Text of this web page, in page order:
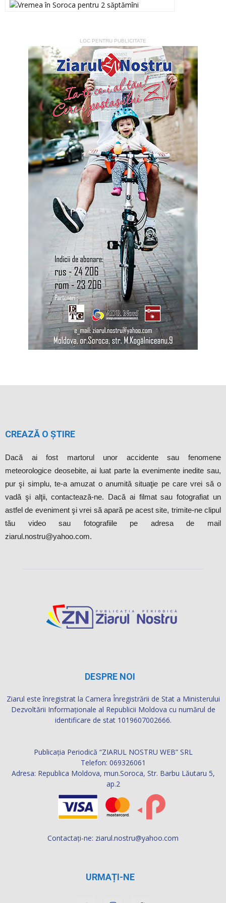
LOC PENTRU PUBLICITATE
CREAZĂ O ȘTIRE
Dacă ai fost martorul unor accidente sau fenomene
meteorologice deosebite, ai luat parte la evenimente inedite sau,
pur şi simplu, te-a amuzat o anumită situaţie pe care vrei să o
vadă şi alţii, contactează-ne. Dacă ai filmat sau fotografiat un
astfel de eveniment şi vrei să apară pe acest site, trimite-ne clipul
tău video sau fotografiile pe adresa de mail
ziarul.nostru@yahoo.com.
DESPRE NOI
Ziarul este înregistrat la Camera Înregistrării de Stat a Ministerului
Dezvoltării Informaţionale al Republicii Moldova cu numărul de
identificare de stat 1019607002666.
Publicația Periodică “ZIARUL NOSTRU WEB” SRL
Telefon: 069326061
Adresa: Republica Moldova, mun.Soroca, Str. Barbu Lăutaru 5,
ap.2
Contactați-ne: ziarul.nostru@yahoo.com
URMAȚI-NE